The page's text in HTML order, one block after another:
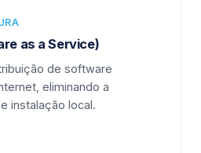
as a Service)
de software
eliminando a
instalação local.